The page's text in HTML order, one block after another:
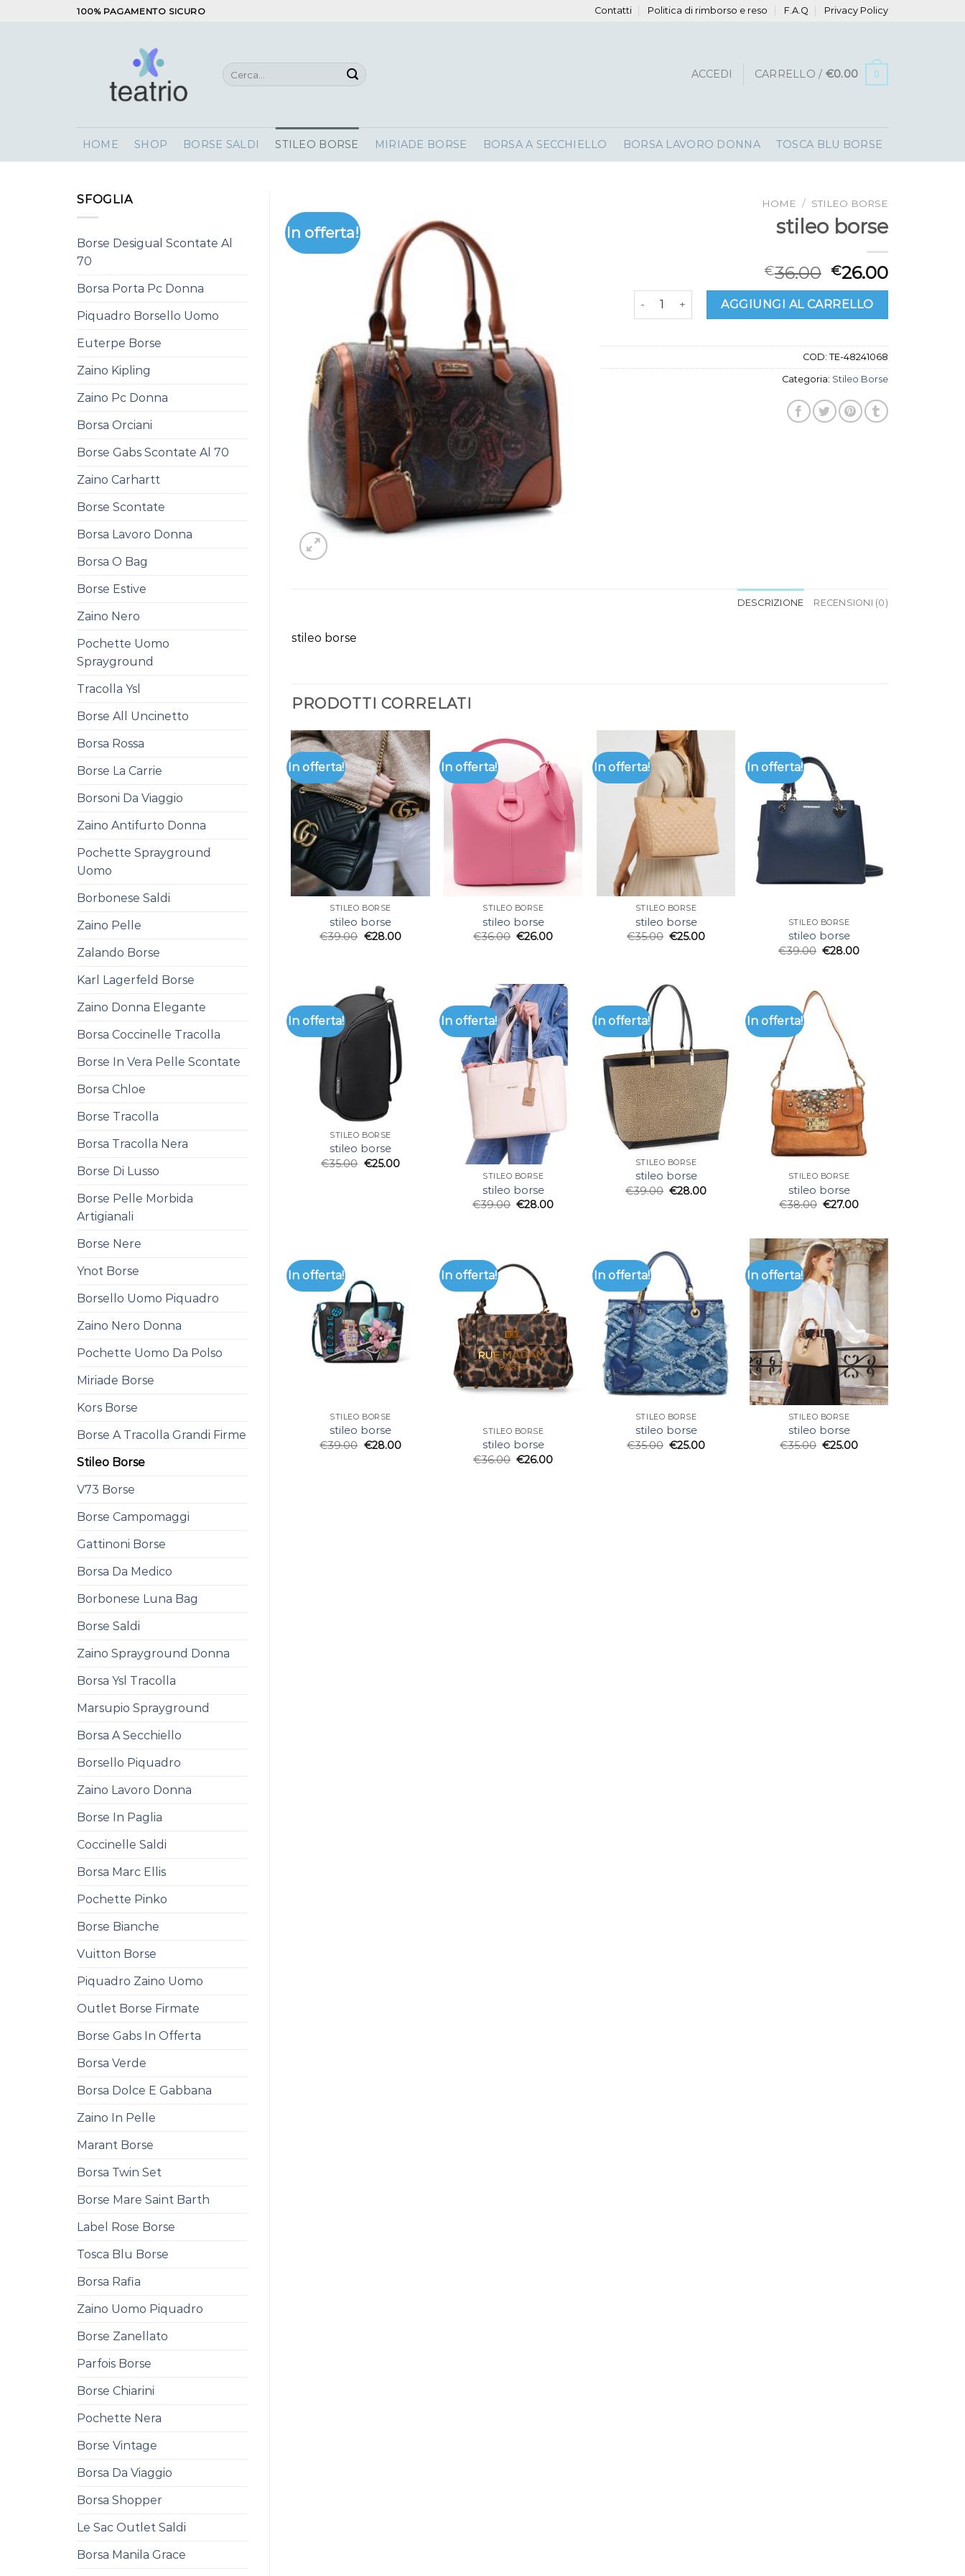
100% PAGAMENTO SICURO Contatti Politica di rimborso e reso F.A.Q Privacy Policy
Cerca: ACCEDI CARRELLO / €0.00 0
HOME SHOP BORSE SALDI STILEO BORSE MIRIADE BORSE BORSA A SECCHIELLO BORSA LAVORO DONNA TOSCA BLU BORSE
SFOGLIA
Borse Desigual Scontate Al
70
Borsa Porta Pc Donna
Piquadro Borsello Uomo
Euterpe Borse
Zaino Kipling
Zaino Pc Donna
Borsa Orciani
Borse Gabs Scontate Al 70
Zaino Carhartt
Borse Scontate
Borsa Lavoro Donna
Borsa O Bag
Borse Estive
Zaino Nero
Pochette Uomo
Sprayground
Tracolla Ysl
Borse All Uncinetto
Borsa Rossa
Borse La Carrie
Borsoni Da Viaggio
Zaino Antifurto Donna
Pochette Sprayground
Uomo
Borbonese Saldi
Zaino Pelle
Zalando Borse
Karl Lagerfeld Borse
Zaino Donna Elegante
Borsa Coccinelle Tracolla
Borse In Vera Pelle Scontate
Borsa Chloe
Borse Tracolla
Borsa Tracolla Nera
Borse Di Lusso
Borse Pelle Morbida
Artigianali
Borse Nere
Ynot Borse
Borsello Uomo Piquadro
Zaino Nero Donna
Pochette Uomo Da Polso
Miriade Borse
Kors Borse
Borse A Tracolla Grandi Firme
Stileo Borse
V73 Borse
Borse Campomaggi
Gattinoni Borse
Borsa Da Medico
Borbonese Luna Bag
Borse Saldi
Zaino Sprayground Donna
Borsa Ysl Tracolla
Marsupio Sprayground
Borsa A Secchiello
Borsello Piquadro
Zaino Lavoro Donna
Borse In Paglia
Coccinelle Saldi
Borsa Marc Ellis
Pochette Pinko
Borse Bianche
Vuitton Borse
Piquadro Zaino Uomo
Outlet Borse Firmate
Borse Gabs In Offerta
Borsa Verde
Borsa Dolce E Gabbana
Zaino In Pelle
Marant Borse
Borsa Twin Set
Borse Mare Saint Barth
Label Rose Borse
Tosca Blu Borse
Borsa Rafia
Zaino Uomo Piquadro
Borse Zanellato
Parfois Borse
Borse Chiarini
Pochette Nera
Borse Vintage
Borsa Da Viaggio
Borsa Shopper
Le Sac Outlet Saldi
Borsa Manila Grace
In offerta!
HOME / STILEO BORSE
stileo borse
€36.00 €26.00
stileo borse quantitàAGGIUNGI AL CARRELLO
COD: TE-48241068
Categoria: Stileo Borse
DESCRIZIONE RECENSIONI (0)
stileo borse
PRODOTTI CORRELATI
In offerta!
STILEO BORSE
stileo borse
€39.00 €28.00
In offerta!
STILEO BORSE
stileo borse
€36.00 €26.00
In offerta!
STILEO BORSE
stileo borse
€35.00 €25.00
In offerta!
STILEO BORSE
stileo borse
€39.00 €28.00
In offerta!
STILEO BORSE
stileo borse
€35.00 €25.00
In offerta!
STILEO BORSE
stileo borse
€39.00 €28.00
In offerta!
STILEO BORSE
stileo borse
€39.00 €28.00
In offerta!
STILEO BORSE
stileo borse
€38.00 €27.00
In offerta!
STILEO BORSE
stileo borse
€39.00 €28.00
In offerta!
STILEO BORSE
stileo borse
€36.00 €26.00
In offerta!
STILEO BORSE
stileo borse
€35.00 €25.00
In offerta!
STILEO BORSE
stileo borse
€35.00 €25.00